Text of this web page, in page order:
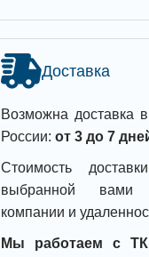
Доставка
Возможна доставка
России: от 3 до 7
Стоимость
выбранной вами
компании и
Мы работаем с